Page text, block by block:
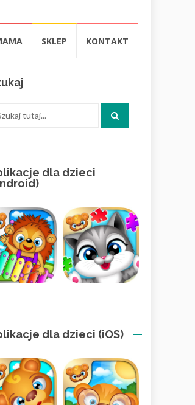
SKLEP KONTAKT
dla dzieci
dla dzieci (iOS)